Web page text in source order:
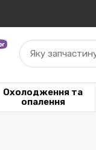
Яку
Охолодження та
опалення